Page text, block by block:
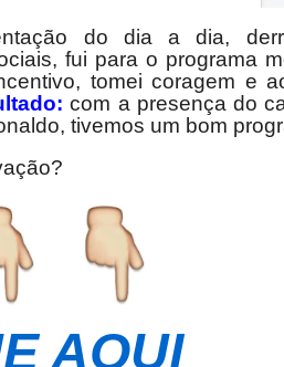
do dia a dia,
fui para o programa
tomei coragem e
com a presença do
tivemos um bom
AQUI